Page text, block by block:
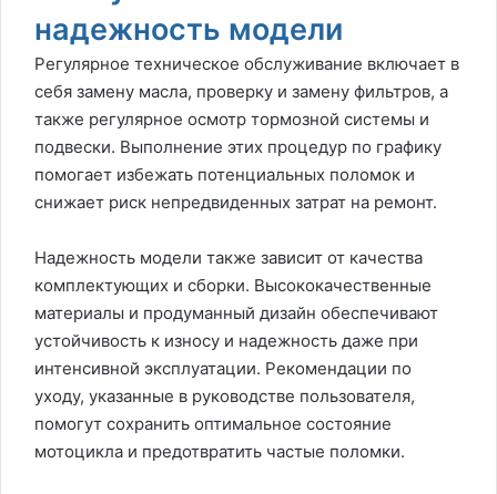
надежность модели
Регулярное техническое обслуживание включает в
себя замену масла, проверку и замену фильтров, а
также регулярное осмотр тормозной системы и
подвески. Выполнение этих процедур по графику
помогает избежать потенциальных поломок и
снижает риск непредвиденных затрат на ремонт.
Надежность модели также зависит от качества
комплектующих и сборки. Высококачественные
материалы и продуманный дизайн обеспечивают
устойчивость к износу и надежность даже при
интенсивной эксплуатации. Рекомендации по
уходу, указанные в руководстве пользователя,
помогут сохранить оптимальное состояние
мотоцикла и предотвратить частые поломки.